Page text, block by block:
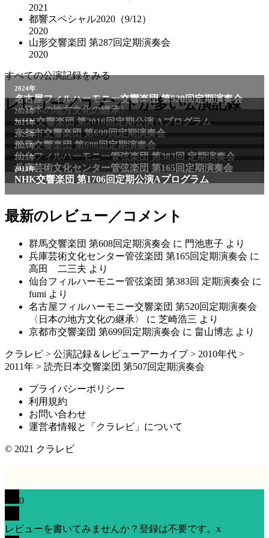
2021
都響スペシャル2020（9/12）
2020
山形交響楽団 第287回定期演奏会
2020
すべての公演記録をみる
レビュー／コメントが多い公演記録
2024年
名古屋フィルハーモニー交響楽団 第520回定期演奏会
〈日本の地方文化の継承〉
2024年
NHK交響楽団 第2016回定期公演 Aプログラム
2025年
京都市交響楽団 第699回定期演奏会
2025年
群馬交響楽団 第608回定期演奏会
2025年
仙台フィルハーモニー管弦楽団 第383回 定期演奏会
2025年
兵庫芸術文化センター管弦楽団 第165回定期演奏会
2011年
NHK交響楽団 第1706回定期公演Aプログラム
最新のレビュー／コメント
群馬交響楽団 第608回定期演奏会 に 門池恵子 より
兵庫芸術文化センター管弦楽団 第165回定期演奏会 に
高田 二三夫 より
仙台フィルハーモニー管弦楽団 第383回 定期演奏会 に
fumi より
名古屋フィルハーモニー交響楽団 第520回定期演奏会
〈日本の地方文化の継承〉
に 芝崎浩三 より
京都市交響楽団 第699回定期演奏会 に 畠山博志 より
クラレビ > 公演記録＆レビューアーカイブ > 2010年代 >
2011年 > 読売日本交響楽団 第507回定期演奏会
プライバシーポリシー
利用規約
お問い合わせ
運営者情報と「クラレビ」について
© 2021 クラレビ
0
レビューを書いてみませんか？登録は不要です。 x